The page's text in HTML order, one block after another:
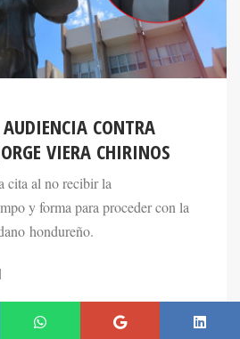
CONTRA
VIERA CHIRINOS
cita al no recibir la
y forma para proceder con la
hondureño.